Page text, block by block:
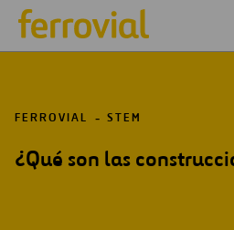
FERROVIAL STEM
¿Qué son las